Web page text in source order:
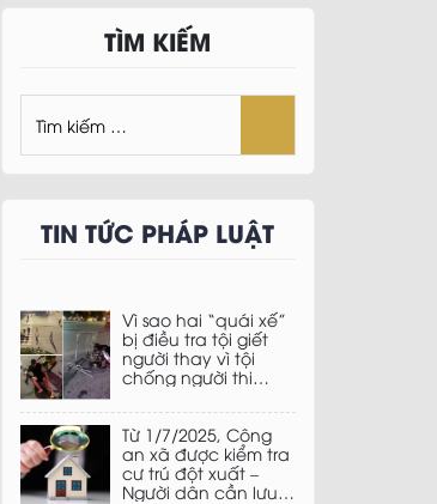
TÌM KIẾM
TIN TỨC PHÁP LUẬT
Vì sao hai “quái xế”
bị điều tra tội giết
người thay vì tội
chống người thi
đâm xe vào chiến sĩ
cảnh sát cơ động
tại buổi hợp luyện
chuẩn bị lễ diễu
binh kỉ niệm ngày
Từ 1/7/2025, Công
an xã được kiểm tra
cư trú đột xuất –
Người dân cần lưu ý